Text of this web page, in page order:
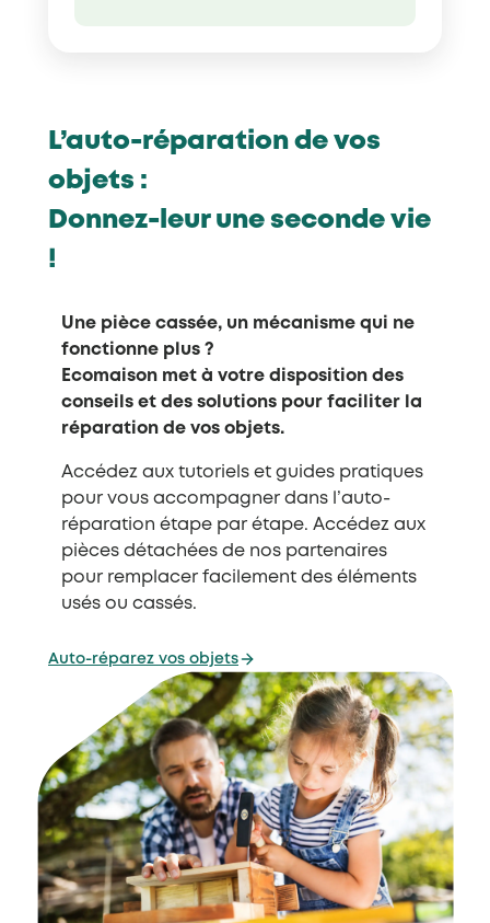
L’auto-réparation de vos
objets :
Donnez-leur une seconde vie
!
Une pièce cassée, un mécanisme qui ne
fonctionne plus ?
Ecomaison met à votre disposition des
conseils et des solutions pour faciliter la
réparation de vos objets.
Accédez aux tutoriels et guides pratiques
pour vous accompagner dans l’auto-
réparation étape par étape. Accédez aux
pièces détachées de nos partenaires
pour remplacer facilement des éléments
usés ou cassés.
Auto-réparez vos objets